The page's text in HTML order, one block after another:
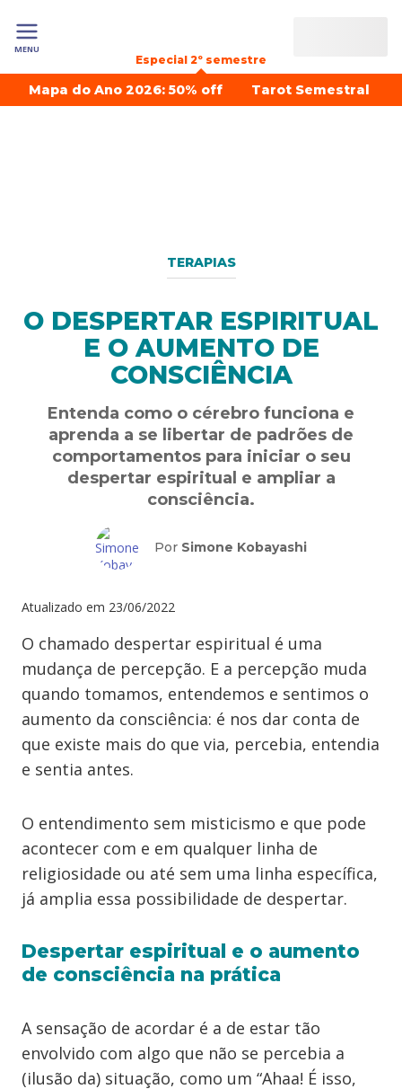
MENU
Especial 2º semestre
Mapa do Ano 2026: 50% off Tarot Semestral
TERAPIAS
O DESPERTAR ESPIRITUAL
E O AUMENTO DE
CONSCIÊNCIA
Entenda como o cérebro funciona e
aprenda a se libertar de padrões de
comportamentos para iniciar o seu
despertar espiritual e ampliar a
consciência.
Por Simone Kobayashi
Atualizado em 23/06/2022
O chamado despertar espiritual é uma
mudança de percepção. E a percepção muda
quando tomamos, entendemos e sentimos o
aumento da consciência: é nos dar conta de
que existe mais do que via, percebia, entendia
e sentia antes.
O entendimento sem misticismo e que pode
acontecer com e em qualquer linha de
religiosidade ou até sem uma linha específica,
já amplia essa possibilidade de despertar.
Despertar espiritual e o aumento
de consciência na prática
A sensação de acordar é a de estar tão
envolvido com algo que não se percebia a
(ilusão da) situação, como um “Ahaa! É isso,